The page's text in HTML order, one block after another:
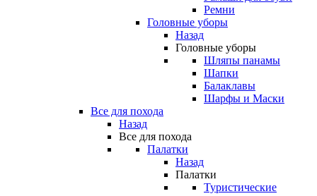
Ремни
Головные уборы
Назад
Головные уборы
Шляпы панамы
Шапки
Балаклавы
Шарфы и Маски
Все для похода
Назад
Все для похода
Палатки
Назад
Палатки
Туристические